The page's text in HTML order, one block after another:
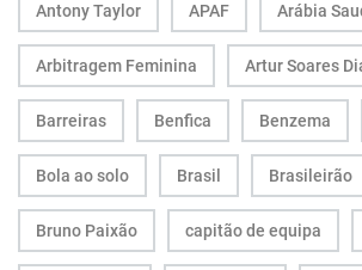
Antony Taylor APAF Arábia
Arbitragem Feminina Artur Soares
Barreiras Benfica Benzema
Bola ao solo Brasil Brasileirão
Bruno Paixão capitão de equipa